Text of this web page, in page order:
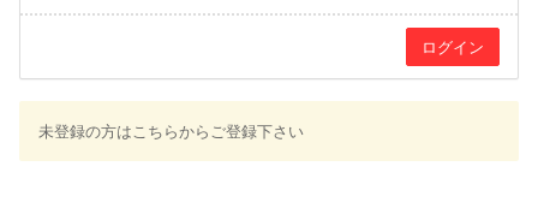
未登録の方はこちらからご登録下さい